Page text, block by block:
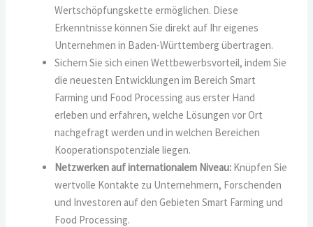
Wertschöpfungskette ermöglichen. Diese
Erkenntnisse können Sie direkt auf Ihr eigenes
Unternehmen in Baden-Württemberg übertragen.
Sichern Sie sich einen Wettbewerbsvorteil, indem Sie
die neuesten Entwicklungen im Bereich Smart
Farming und Food Processing aus erster Hand
erleben und erfahren, welche Lösungen vor Ort
nachgefragt werden und in welchen Bereichen
Kooperationspotenziale liegen.
Netzwerken auf internationalem Niveau: Knüpfen Sie
wertvolle Kontakte zu Unternehmern, Forschenden
und Investoren auf den Gebieten Smart Farming und
Food Processing.